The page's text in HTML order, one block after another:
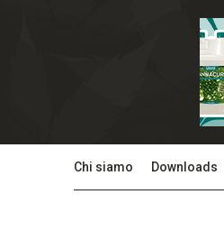
Chi siamo Downloads